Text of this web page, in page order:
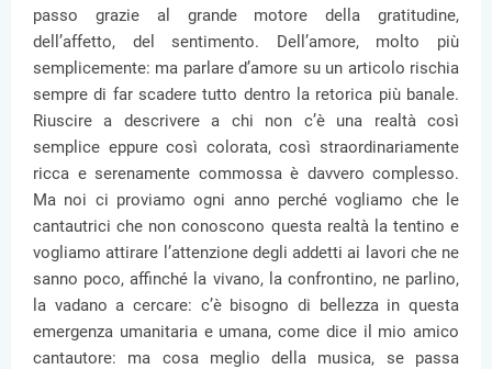
passo grazie al grande motore della gratitudine,
dell’affetto, del sentimento. Dell’amore, molto più
semplicemente: ma parlare d’amore su un articolo rischia
sempre di far scadere tutto dentro la retorica più banale.
Riuscire a descrivere a chi non c’è una realtà così
semplice eppure così colorata, così straordinariamente
ricca e serenamente commossa è davvero complesso.
Ma noi ci proviamo ogni anno perché vogliamo che le
cantautrici che non conoscono questa realtà la tentino e
vogliamo attirare l’attenzione degli addetti ai lavori che ne
sanno poco, affinché la vivano, la confrontino, ne parlino,
la vadano a cercare: c’è bisogno di bellezza in questa
emergenza umanitaria e umana, come dice il mio amico
cantautore: ma cosa meglio della musica, se passa